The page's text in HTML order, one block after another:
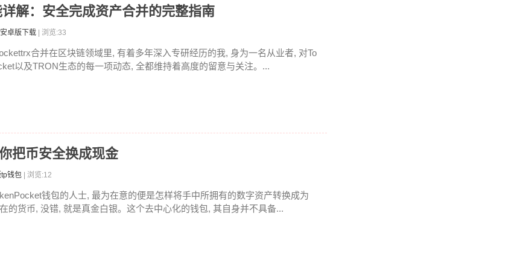
解：安全完成资产合并的完整指南
卓版下载 | 浏览:33
合并在区块链领域里, 有着多年深入专研经历的我, 身为一名从业者, 对To
以及TRON生态的每一项动态, 全都维持着高度的留意与关注。...
把币安全换成现金
钱包 | 浏览:12
钱包的人士, 最为在意的便是怎样将手中所拥有的数字资产转换成为
的货币, 没错, 就是真金白银。这个去中心化的钱包, 其自身并不具备...